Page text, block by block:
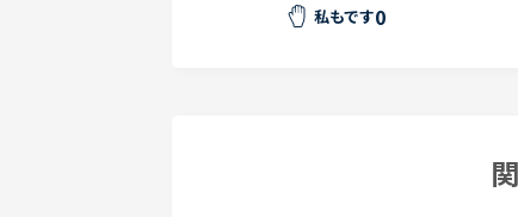
私もです0